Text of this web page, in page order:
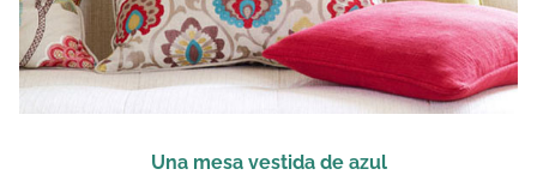
Una mesa vestida de azul